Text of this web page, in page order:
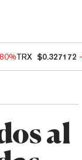
TRX $0.327172
al